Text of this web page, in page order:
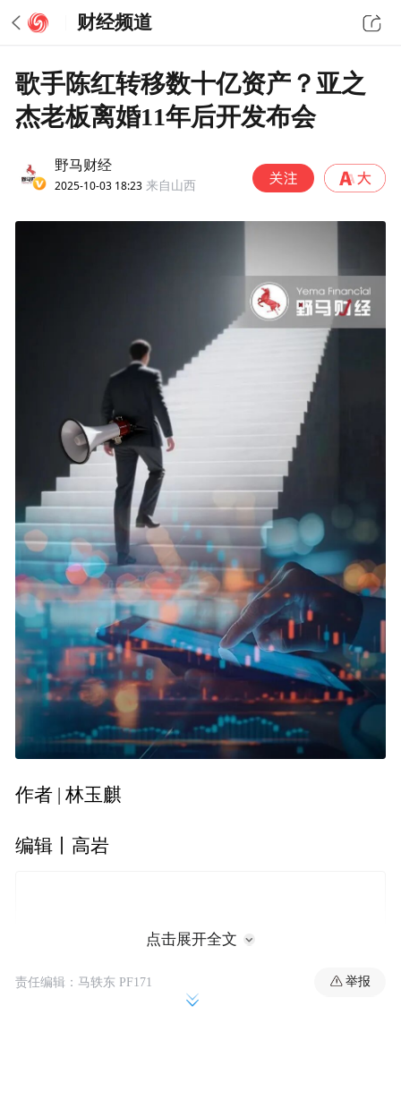
财经频道
歌手陈红转移数十亿资产？亚之
杰老板离婚11年后开发布会
野马财经
2025-10-03 18:23 来自山西
作者 | 林玉麒
编辑丨高岩
点击展开全文
责任编辑：马轶东 PF171 举报